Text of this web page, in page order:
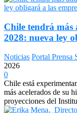
Chile tendrá más
2028: nueva ley
Noticias Portal Prensa
2026
0
Chile está
más acelerados de su
proyecciones del